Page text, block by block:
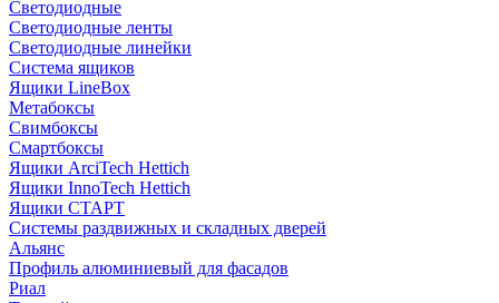
Светодиодные
Светодиодные ленты
Светодиодные линейки
Система ящиков
Ящики LineBox
Метабоксы
Свимбоксы
Смартбоксы
Ящики ArciTech Hettich
Ящики InnoTech Hettich
Ящики СТАРТ
Системы раздвижных и складных дверей
Альянс
Профиль алюминиевый для фасадов
Риал